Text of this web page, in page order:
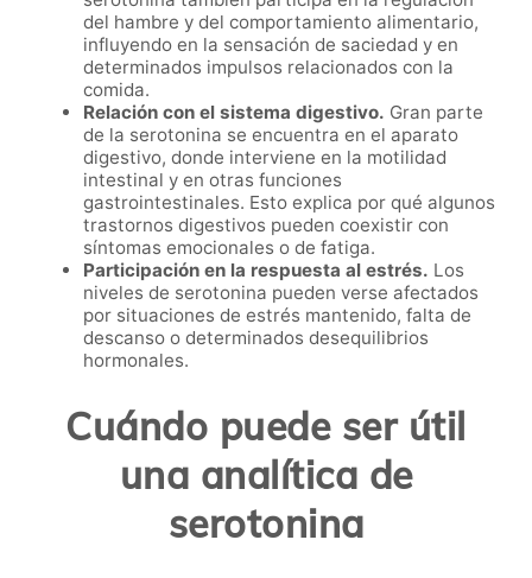
del hambre y del comportamiento alimentario,
influyendo en la sensación de saciedad y en
determinados impulsos relacionados con la
comida.
Relación con el sistema digestivo. Gran parte
de la serotonina se encuentra en el aparato
digestivo, donde interviene en la motilidad
intestinal y en otras funciones
gastrointestinales. Esto explica por qué algunos
trastornos digestivos pueden coexistir con
síntomas emocionales o de fatiga.
Participación en la respuesta al estrés. Los
niveles de serotonina pueden verse afectados
por situaciones de estrés mantenido, falta de
descanso o determinados desequilibrios
hormonales.
Cuándo puede ser útil
una analítica de
serotonina